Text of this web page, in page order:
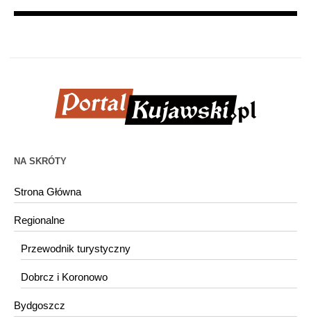
NA SKRÓTY
Strona Główna
Regionalne
Przewodnik turystyczny
Dobrcz i Koronowo
Bydgoszcz